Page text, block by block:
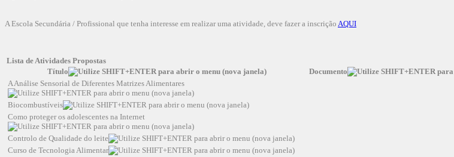
A Escola Secundária / Profissional que tenha interesse em realizar uma atividade, deve fazer a inscrição AQUI
Lista de Atividades Propostas
Título
Documento
A Análise Sensorial de Diferentes Matrizes Alimentares
Biocombustíveis
Como proteger os adolescentes na Internet
Controlo de Qualidade do leite
Curso de Tecnologia Alimentar